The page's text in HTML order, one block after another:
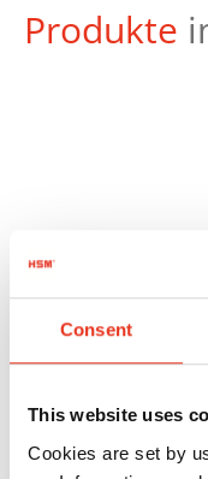
Consent
This website uses
Cookies are set by
Produkte
HSM Pure
740 max -
4,5 x 30
Externer
autom.